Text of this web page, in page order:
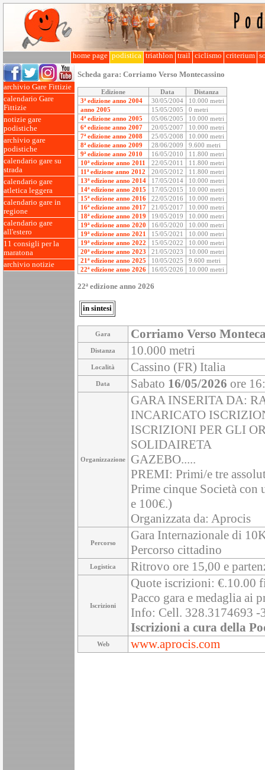
home page podistica triathlon trail ciclismo criterium
archivio Gare Fittizie
calendario Gare
Fittizie
notizie gare
podistiche
archivio gare
podistiche
calendario gare su
strada
calendario gare
atletica leggera
calendario gare in
regione
calendario gare
all'estero
11 consigli per la
maratona
archivio notizie
Scheda gara: Corriamo Verso Montecassino
Edizione Data
Distanza
3ª edizione anno 2004
30/05/2004
10.000 metri
anno 2005
15/05/2005
0 metri
4ª edizione anno 2005
05/06/2005
10.000 metri
6ª edizione anno 2007
20/05/2007
10.000 metri
7ª edizione anno 2008
25/05/2008
10.000 metri
8ª edizione anno 2009
28/06/2009
9.600 metri
9ª edizione anno 2010
16/05/2010
11.800 metri
10ª edizione anno 2011
22/05/2011
11.800 metri
11ª edizione anno 2012
20/05/2012
11.800 metri
13ª edizione anno 2014
17/05/2014
10.000 metri
14ª edizione anno 2015
17/05/2015
10.000 metri
15ª edizione anno 2016
22/05/2016
10.000 metri
16ª edizione anno 2017
21/05/2017
10.000 metri
18ª edizione anno 2019
19/05/2019
10.000 metri
19ª edizione anno 2020
16/05/2020
10.000 metri
19ª edizione anno 2021
15/05/2021
10.000 metri
19ª edizione anno 2022
15/05/2022
10.000 metri
20ª edizione anno 2023
21/05/2023
10.000 metri
21ª edizione anno 2025
10/05/2025
9.600 metri
22ª edizione anno 2026
16/05/2026 10.000 metri
22ª edizione anno 2026
in sintesi
Gara Corriamo Verso
Distanza 10.000 metri
Località Cassino (FR) Italia
Data Sabato 16/05/2026 ore
Organizzazione
GARA INSERITA DA:
INCARICATO
ISCRIZIONI PER GLI
SOLIDAIRETA
GAZEBO.....
PREMI: Primi/e tre
Prime cinque Società
e 100€.)
Organizzata da: Aprocis
Percorso
Gara Internazionale di
Percorso cittadino
Logistica Ritrovo ore 15,00 e
Iscrizioni
Quote iscrizioni: €.10.00
Pacco gara e medaglia ai
Info: Cell. 328.3174693
Iscrizioni a cura della
Web www.aprocis.com